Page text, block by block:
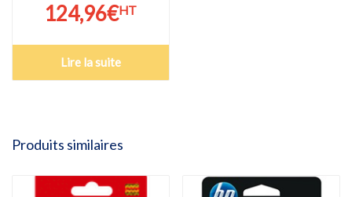
124,96€HT
Lire la suite
Produits similaires